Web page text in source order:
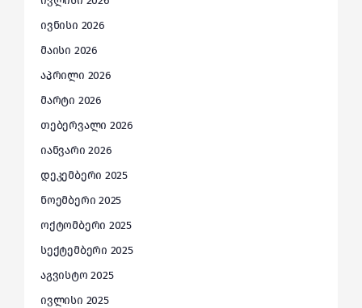
ივნისი 2026
მაისი 2026
აპრილი 2026
მარტი 2026
თებერვალი 2026
იანვარი 2026
დეკემბერი 2025
ნოემბერი 2025
ოქტომბერი 2025
სექტემბერი 2025
აგვისტო 2025
ივლისი 2025